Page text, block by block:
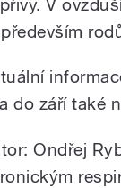
V
do září také
Ondřej